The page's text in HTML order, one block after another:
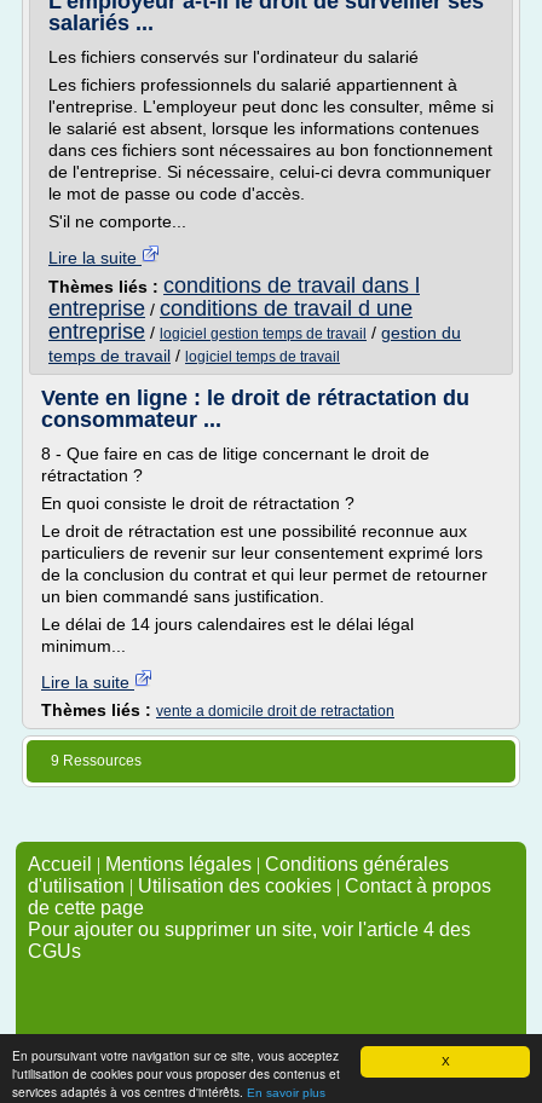
X
En poursuivant votre navigation sur ce site, vous acceptez
l'utilisation de cookies pour vous proposer des contenus et
services adaptés à vos centres d'intérêts. En savoir plus
salariés ...
Les fichiers conservés sur l'ordinateur du salarié
Les fichiers professionnels du salarié appartiennent à
l'entreprise. L'employeur peut donc les consulter, même si
le salarié est absent, lorsque les informations contenues
dans ces fichiers sont nécessaires au bon fonctionnement
de l'entreprise. Si nécessaire, celui-ci devra communiquer
le mot de passe ou code d'accès.
S'il ne comporte...
Lire la suite
Thèmes liés : conditions de travail dans l
entreprise / conditions de travail d une
entreprise / logiciel gestion temps de travail / gestion du
temps de travail / logiciel temps de travail
Vente en ligne : le droit de rétractation du
consommateur ...
8 - Que faire en cas de litige concernant le droit de
rétractation ?
En quoi consiste le droit de rétractation ?
Le droit de rétractation est une possibilité reconnue aux
particuliers de revenir sur leur consentement exprimé lors
de la conclusion du contrat et qui leur permet de retourner
un bien commandé sans justification.
Le délai de 14 jours calendaires est le délai légal
minimum...
Lire la suite
Thèmes liés : vente a domicile droit de retractation
9 Ressources
Accueil | Mentions légales | Conditions générales
d'utilisation | Utilisation des cookies | Contact à propos
de cette page
Pour ajouter ou supprimer un site, voir l'article 4 des
CGUs